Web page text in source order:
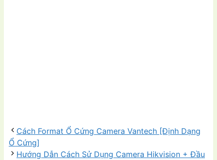
Cách Format Ổ Cứng Camera Vantech [Định Dạng
Ổ Cứng]
Hướng Dẫn Cách Sử Dụng Camera Hikvision + Đầu